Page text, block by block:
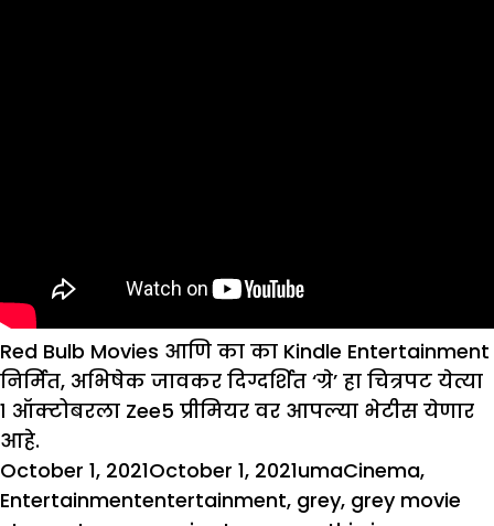
Red Bulb Movies आणि का का Kindle Entertainment
निर्मित, अभिषेक जावकर दिग्दर्शित ‘ग्रे’ हा चित्रपट येत्या
१ ऑक्टोबरला Zee5 प्रीमियर वर आपल्या भेटीस येणार
आहे.
Posted
on
October 1, 2021October 1, 2021Author
umaCategories
Cinema,
EntertainmentTags
entertainment, grey, grey movie